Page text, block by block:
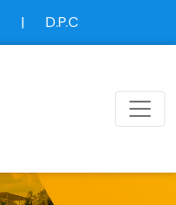
| D.P.C